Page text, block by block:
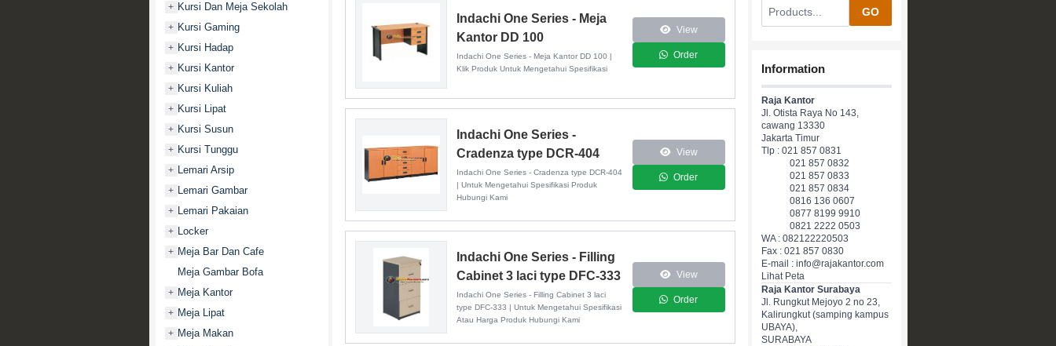
+ Kursi Dan Meja Sekolah
+ Kursi Gaming
+ Kursi Hadap
+ Kursi Kantor
+ Kursi Kuliah
+ Kursi Lipat
+ Kursi Susun
+ Kursi Tunggu
+ Lemari Arsip
+ Lemari Gambar
+ Lemari Pakaian
+ Locker
+ Meja Bar Dan Cafe
Meja Gambar Bofa
+ Meja Kantor
+ Meja Lipat
+ Meja Makan
Indachi One Series - Meja
Kantor DD 100
Indachi One Series - Meja Kantor DD 100 |
Klik Produk Untuk Mengetahui Spesifikasi
View
Order
Indachi One Series -
Cradenza type DCR-404
Indachi One Series - Cradenza type DCR-404
| Untuk Mengetahui Spesifikasi Produk
Hubungi Kami
View
Order
Indachi One Series - Filling
Cabinet 3 laci type DFC-333
Indachi One Series - Filling Cabinet 3 laci
type DFC-333 | Untuk Mengetahui Spesifikasi
Atau Harga Produk Hubungi Kami
View
Order
GO
Information
Raja Kantor
Jl. Otista Raya No 143,
cawang 13330
Jakarta Timur
Tlp : 021 857 0831
021 857 0832
021 857 0833
021 857 0834
0816 136 0607
0877 8199 9910
0821 2222 0503
WA : 082122220503
Fax : 021 857 0830
E-mail : info@rajakantor.com
Lihat Peta
Raja Kantor Surabaya
Jl. Rungkut Mejoyo 2 no 23,
Kalirungkut (samping kampus
UBAYA),
SURABAYA